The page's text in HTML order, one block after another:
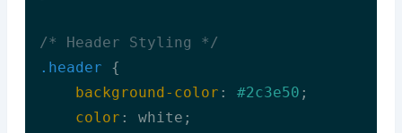
/* Header Styling */
.header {
background-color : #2c3e50 ;
color : white;